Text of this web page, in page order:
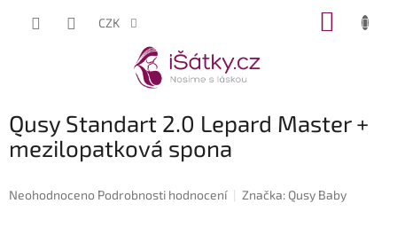
CZK
Qusy Standart 2.0 Lepard Master +
mezilopatková spona
Průměrné
Neohodnoceno Podrobnosti hodnocení Značka: Qusy Baby